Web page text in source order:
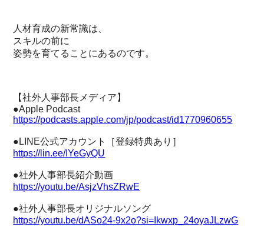
人材育成の新常識は、
スキルの前に
姿勢を育てることにあるのです。
【社外人事部長メディア】
●Apple Podcast
https://podcasts.apple.com/jp/podcast/id1770960655
●LINE公式アカウント［登録特典あり］
https://lin.ee/IYeGyQU
●社外人事部長紹介動画
https://youtu.be/AsjzVhsZRwE
●社外人事部長オリジナルソング
https://youtu.be/dASo24-9x2o?si=Ikwxp_24oyaJLzwG